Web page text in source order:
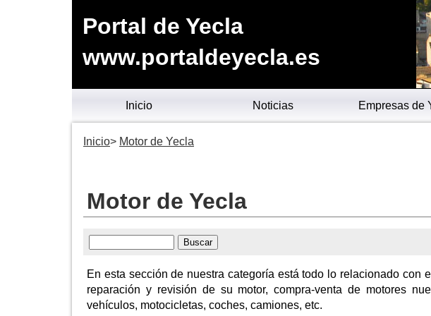
Portal de Yecla
www.portaldeyecla.es
Inicio Noticias Empresas de
Inicio Motor de Yecla
Motor de Yecla
En esta sección de nuestra categoría está todo lo relacionado con
reparación y revisión de su motor, compra-venta de motores
vehículos, motocicletas, coches, camiones, etc.